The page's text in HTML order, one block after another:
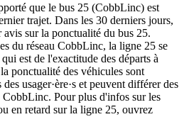
que le bus 25 (CobbLinc) est
trajet. Dans les 30 derniers jours,
avis sur la ponctualité du bus 25.
du réseau CobbLinc, la ligne 25 se
est de l'exactitude des départs à
ponctualité des véhicules sont
usager·ère·s et peuvent différer des
CobbLinc. Pour plus d'infos sur les
en retard sur la ligne 25, ouvrez